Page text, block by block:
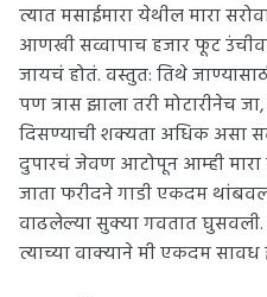
त्यात मसाईमारा येथील मारा
आणखी सव्वापाच हजार फूट
जायचं होतं. वस्तुत: तिथे
पण त्रास झाला तरी मोटारीनेच
दिसण्याची शक्यता अधिक असा
दुपारचं जेवण आटोपून आम्ही
जाता फरीदने गाडी एकदम
वाढलेल्या सुक्या गवतात घुसवली.
त्याच्या वाक्याने मी एकदम सावध